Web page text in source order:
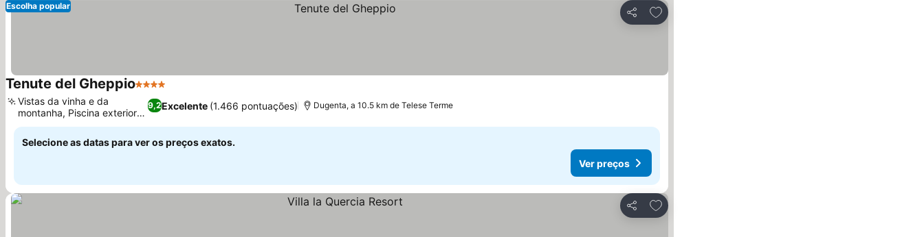
Partilhar
Adicionar aos favoritos
Escolha popular
Tenute del Gheppio4 Estrelas
9,2Excelente (1.466 pontuações)
Vistas da vinha e da
montanha, Piscina exterior
ampla
Dugenta, a 10.5 km de Telese Terme
Selecione as datas para ver os preços exatos.
Ver preços
Partilhar
Adicionar aos favoritos